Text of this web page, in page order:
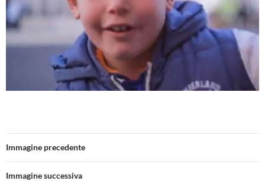
Immagine precedente
Immagine successiva